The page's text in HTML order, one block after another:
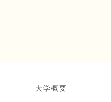
大学概要